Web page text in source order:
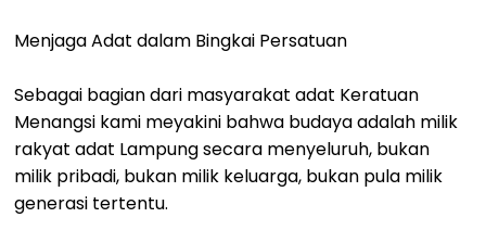
Menjaga Adat dalam Bingkai Persatuan
Sebagai bagian dari masyarakat adat Keratuan
Menangsi kami meyakini bahwa budaya adalah milik
rakyat adat Lampung secara menyeluruh, bukan
milik pribadi, bukan milik keluarga, bukan pula milik
generasi tertentu.